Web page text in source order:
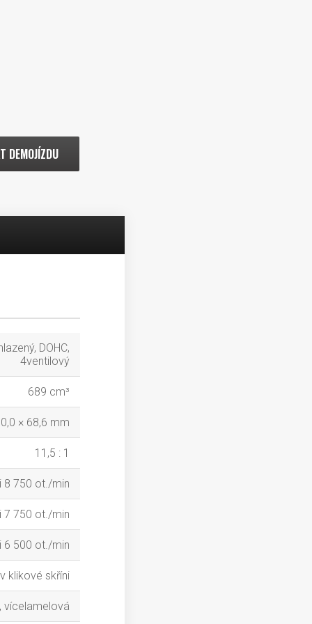
DEMOJÍZDU
DOHC,
4ventilový
689 cm³
× 68,6 mm
11,5 : 1
8 750 ot./min
7 750 ot./min
6 500 ot./min
klikové skříni
vícelamelová